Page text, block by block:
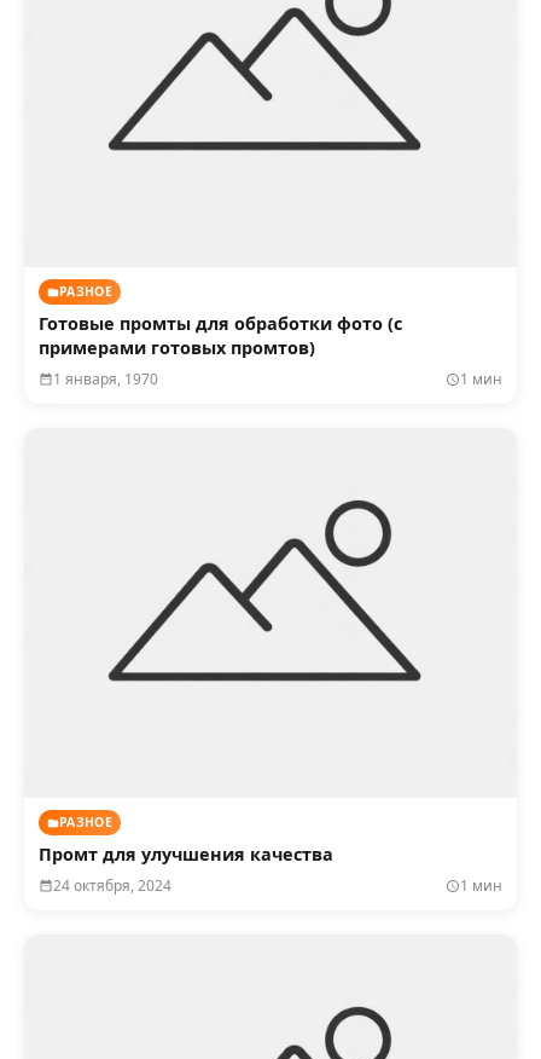
РАЗНОЕ
Готовые промты для обработки фото (с
примерами готовых промтов)
1 января, 1970 1 мин
РАЗНОЕ
Промт для улучшения качества
24 октября, 2024 1 мин